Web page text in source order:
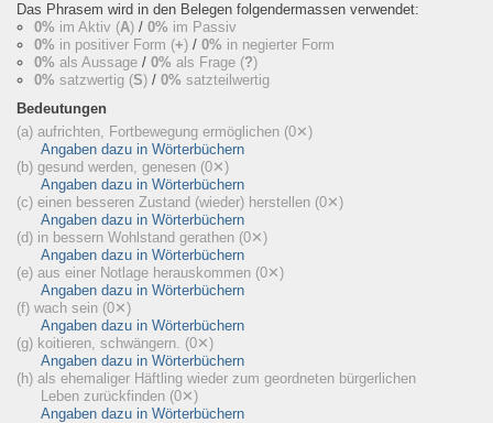
Das Phrasem wird in den Belegen folgendermassen verwendet:
0% im Aktiv (A) / 0% im Passiv
0% in positiver Form (+) / 0% in negierter Form
0% als Aussage / 0% als Frage (?)
0% satzwertig (S) / 0% satzteilwertig
Bedeutungen
(a) aufrichten, Fortbewegung ermöglichen (0✕)
Angaben dazu in Wörterbüchern
(b) gesund werden, genesen (0✕)
Angaben dazu in Wörterbüchern
(c) einen besseren Zustand (wieder) herstellen (0✕)
Angaben dazu in Wörterbüchern
(d) in bessern Wohlstand gerathen (0✕)
Angaben dazu in Wörterbüchern
(e) aus einer Notlage herauskommen (0✕)
Angaben dazu in Wörterbüchern
(f) wach sein (0✕)
Angaben dazu in Wörterbüchern
(g) koitieren, schwängern. (0✕)
Angaben dazu in Wörterbüchern
(h) als ehemaliger Häftling wieder zum geordneten bürgerlichen
Leben zurückfinden (0✕)
Angaben dazu in Wörterbüchern